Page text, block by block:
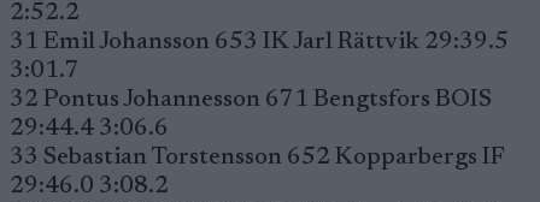
2:52.2
31 Emil Johansson 653 IK Jarl Rättvik 29:39.5
3:01.7
32 Pontus Johannesson 671 Bengtsfors BOIS
29:44.4 3:06.6
33 Sebastian Torstensson 652 Kopparbergs IF
29:46.0 3:08.2